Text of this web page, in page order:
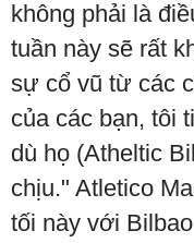
không phải là
tuần này sẽ rất
sự cổ vũ từ các
của các bạn, tôi
dù họ (Atheltic
chịu." Atletico
tối này với